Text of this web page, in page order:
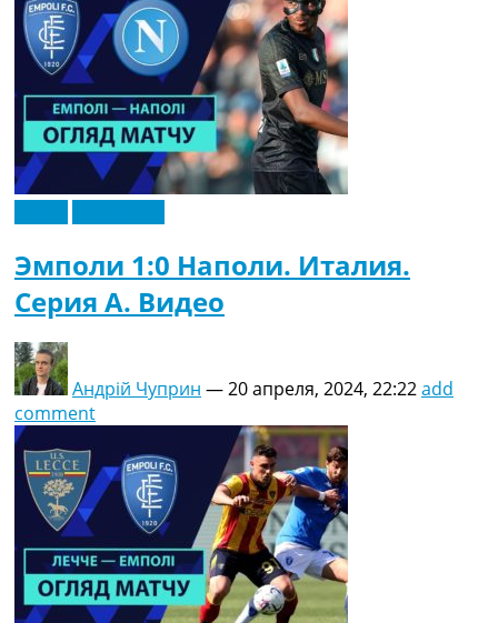
Эмполи 1:0 Наполи. Италия.
Серия A. Видео
Андрій Чуприн —20 апреля, 2024, 22:22add
comment